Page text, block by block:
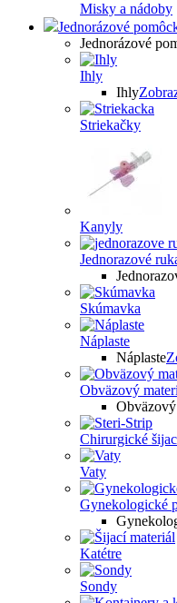
Misky a nádoby
Jednorázové
Jednorázové
Ihly
Ihly
Striekačky
Kanyly
Jednorazové
Skúmavka
Náplaste
Náplaste
Obväzový
Chirurgické
Vaty
Gynekologické
Katétre
Sondy